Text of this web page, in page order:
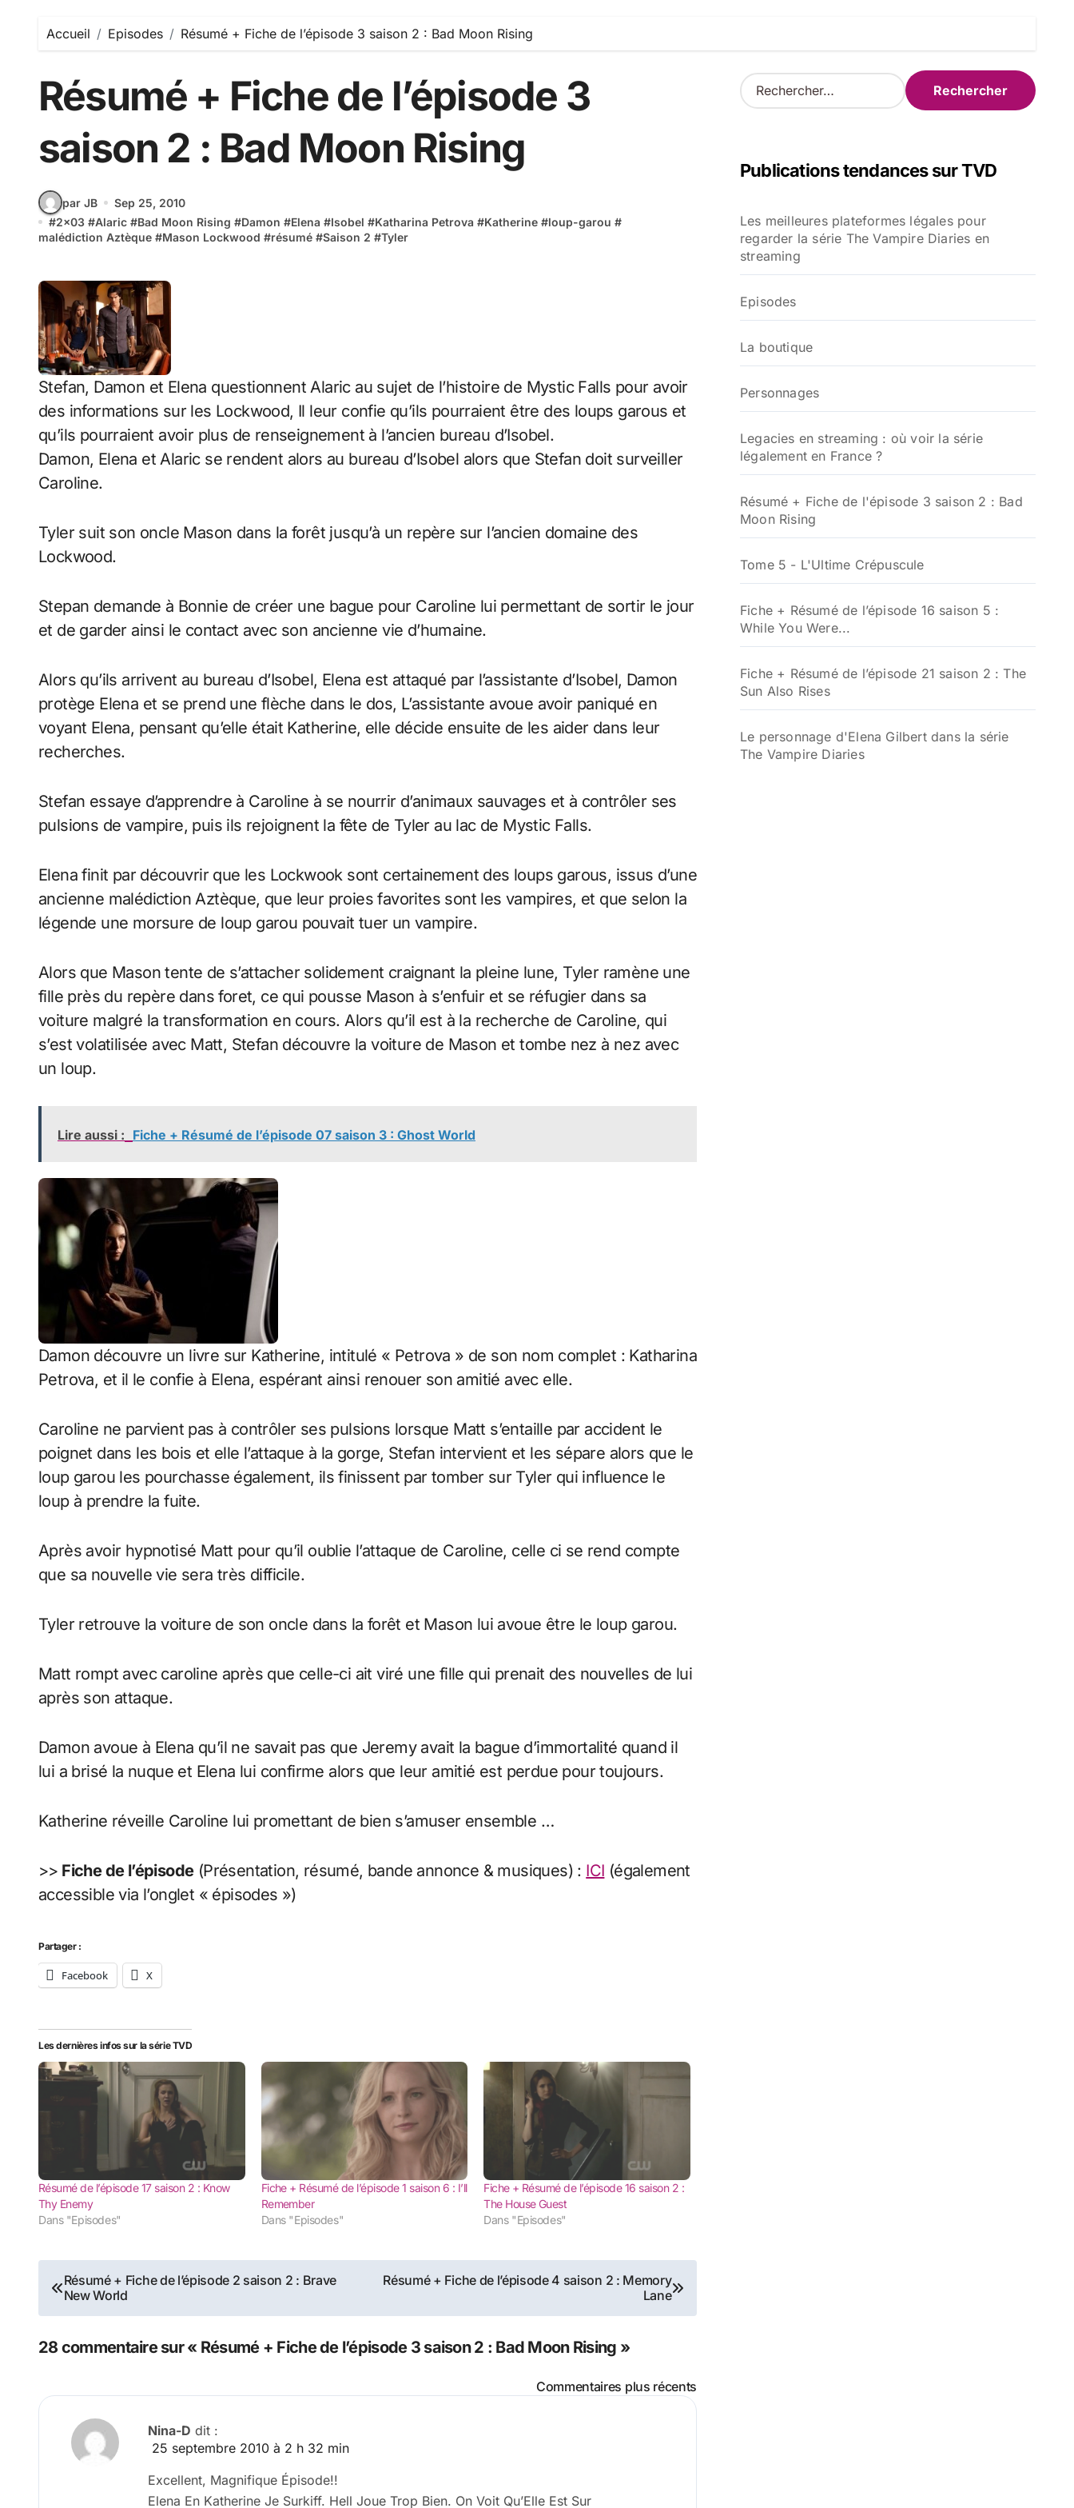
Accueil Episodes Résumé + Fiche de l’épisode 3 saison 2 : Bad Moon Rising
Résumé + Fiche de l’épisode 3
saison 2 : Bad Moon Rising
par JB
Sep 25, 2010
#2x03 #Alaric #Bad Moon Rising #Damon #Elena #Isobel #Katharina Petrova #Katherine #loup-garou #
malédiction Aztèque #Mason Lockwood #résumé #Saison 2 #Tyler
Stefan, Damon et Elena questionnent Alaric au sujet de l’histoire de Mystic Falls pour avoir
des informations sur les Lockwood, Il leur confie qu’ils pourraient être des loups garous et
qu’ils pourraient avoir plus de renseignement à l’ancien bureau d’Isobel.
Damon, Elena et Alaric se rendent alors au bureau d’Isobel alors que Stefan doit surveiller
Caroline.
Tyler suit son oncle Mason dans la forêt jusqu’à un repère sur l’ancien domaine des
Lockwood.
Stepan demande à Bonnie de créer une bague pour Caroline lui permettant de sortir le jour
et de garder ainsi le contact avec son ancienne vie d’humaine.
Alors qu’ils arrivent au bureau d’Isobel, Elena est attaqué par l’assistante d’Isobel, Damon
protège Elena et se prend une flèche dans le dos, L’assistante avoue avoir paniqué en
voyant Elena, pensant qu’elle était Katherine, elle décide ensuite de les aider dans leur
recherches.
Stefan essaye d’apprendre à Caroline à se nourrir d’animaux sauvages et à contrôler ses
pulsions de vampire, puis ils rejoignent la fête de Tyler au lac de Mystic Falls.
Elena finit par découvrir que les Lockwook sont certainement des loups garous, issus d’une
ancienne malédiction Aztèque, que leur proies favorites sont les vampires, et que selon la
légende une morsure de loup garou pouvait tuer un vampire.
Alors que Mason tente de s’attacher solidement craignant la pleine lune, Tyler ramène une
fille près du repère dans foret, ce qui pousse Mason à s’enfuir et se réfugier dans sa
voiture malgré la transformation en cours. Alors qu’il est à la recherche de Caroline, qui
s’est volatilisée avec Matt, Stefan découvre la voiture de Mason et tombe nez à nez avec
un loup.
Lire aussi : Fiche + Résumé de l’épisode 07 saison 3 : Ghost World
Damon découvre un livre sur Katherine, intitulé « Petrova » de son nom complet : Katharina
Petrova, et il le confie à Elena, espérant ainsi renouer son amitié avec elle.
Caroline ne parvient pas à contrôler ses pulsions lorsque Matt s’entaille par accident le
poignet dans les bois et elle l’attaque à la gorge, Stefan intervient et les sépare alors que le
loup garou les pourchasse également, ils finissent par tomber sur Tyler qui influence le
loup à prendre la fuite.
Après avoir hypnotisé Matt pour qu’il oublie l’attaque de Caroline, celle ci se rend compte
que sa nouvelle vie sera très difficile.
Tyler retrouve la voiture de son oncle dans la forêt et Mason lui avoue être le loup garou.
Matt rompt avec caroline après que celle-ci ait viré une fille qui prenait des nouvelles de lui
après son attaque.
Damon avoue à Elena qu’il ne savait pas que Jeremy avait la bague d’immortalité quand il
lui a brisé la nuque et Elena lui confirme alors que leur amitié est perdue pour toujours.
Katherine réveille Caroline lui promettant de bien s’amuser ensemble …
>> Fiche de l’épisode(Présentation, résumé, bande annonce & musiques) : ICI (également
accessible via l’onglet « épisodes »)
Partager :
Facebook X
Les dernières infos sur la série TVD
Résumé de l’épisode 17 saison 2 : Know
Thy Enemy
Dans "Episodes"
Fiche + Résumé de l’épisode 1 saison 6 : I’ll
Remember
Dans "Episodes"
Fiche + Résumé de l’épisode 16 saison 2 :
The House Guest
Dans "Episodes"
Navigation
de
l’article
Résumé + Fiche de l’épisode 2 saison 2 : Brave
New World
Résumé + Fiche de l’épisode 4 saison 2 : Memory
Lane
28 commentaire sur « Résumé + Fiche de l’épisode 3 saison 2 : Bad Moon Rising »
Navigation
des
commentaires
Commentaires plus récents
Nina-D dit :
25 septembre 2010 à 2 h 32 min
Excellent, Magnifique Épisode!!
Elena En Katherine Je Surkiff. Hell Joue Trop Bien. On Voit Qu’Elle Est Sur
R
e
r
e
r
:
Publications tendances sur TVD
Les meilleures plateformes légales pour
regarder la série The Vampire Diaries en
streaming
Episodes
La boutique
Personnages
Legacies en streaming : où voir la série
légalement en France ?
Résumé + Fiche de l'épisode 3 saison 2 : Bad
Moon Rising
Tome 5 - L'Ultime Crépuscule
Fiche + Résumé de l’épisode 16 saison 5 :
While You Were...
Fiche + Résumé de l’épisode 21 saison 2 : The
Sun Also Rises
Le personnage d'Elena Gilbert dans la série
The Vampire Diaries